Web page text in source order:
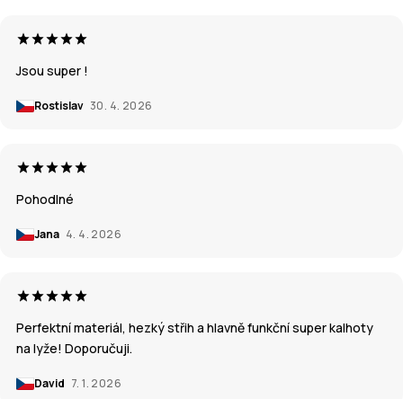
Jsou super !
Rostislav 30. 4. 2026
Pohodlné
Jana 4. 4. 2026
Perfektní materiál, hezký střih a hlavně funkční super kalhoty
na lyže! Doporučuji.
David 7. 1. 2026